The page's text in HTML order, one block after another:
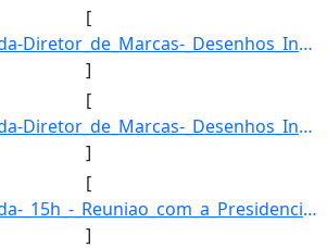
[
7: Titulo_da_Agenda-Diretor_de_Marcas-_Desenhos_Industriais_e_Indicacoes_Geograficas-Descricao_da_Agend]
]
[
8: Titulo_da_Agenda-Diretor_de_Marcas-_Desenhos_Industriais_e_Indicacoes_Geograficas-Descricao_da_Agend]
]
[
9: Titulo_da_Agenda-_15h_-_Reuniao_com_a_Presidencia.-Descricao_da_Agenda--Nome_do_Orgao--Nome_da_Autor]
]